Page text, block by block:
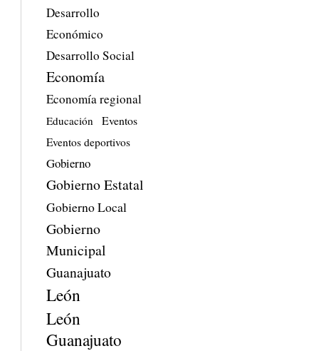
Desarrollo
Económico
Desarrollo Social
Economía
Economía regional
Educación Eventos
Eventos deportivos
Gobierno
Gobierno Estatal
Gobierno Local
Gobierno
Municipal
Guanajuato
León
León
Guanajuato